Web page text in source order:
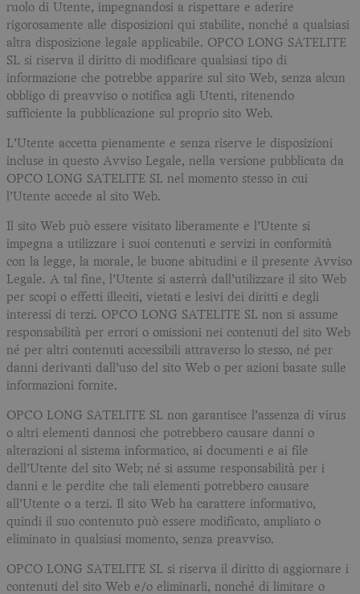
ruolo di Utente, impegnandosi a rispettare e aderire
rigorosamente alle disposizioni qui stabilite, nonché a qualsiasi
altra disposizione legale applicabile. OPCO LONG SATELITE
SL si riserva il diritto di modificare qualsiasi tipo di
informazione che potrebbe apparire sul sito Web, senza alcun
obbligo di preavviso o notifica agli Utenti, ritenendo
sufficiente la pubblicazione sul proprio sito Web.
L’Utente accetta pienamente e senza riserve le disposizioni
incluse in questo Avviso Legale, nella versione pubblicata da
OPCO LONG SATELITE SL nel momento stesso in cui
l’Utente accede al sito Web.
Il sito Web può essere visitato liberamente e l’Utente si
impegna a utilizzare i suoi contenuti e servizi in conformità
con la legge, la morale, le buone abitudini e il presente Avviso
Legale. A tal fine, l’Utente si asterrà dall’utilizzare il sito Web
per scopi o effetti illeciti, vietati e lesivi dei diritti e degli
interessi di terzi. OPCO LONG SATELITE SL non si assume
responsabilità per errori o omissioni nei contenuti del sito Web
né per altri contenuti accessibili attraverso lo stesso, né per
danni derivanti dall’uso del sito Web o per azioni basate sulle
informazioni fornite.
OPCO LONG SATELITE SL non garantisce l’assenza di virus
o altri elementi dannosi che potrebbero causare danni o
alterazioni al sistema informatico, ai documenti e ai file
dell’Utente del sito Web; né si assume responsabilità per i
danni e le perdite che tali elementi potrebbero causare
all’Utente o a terzi. Il sito Web ha carattere informativo,
quindi il suo contenuto può essere modificato, ampliato o
eliminato in qualsiasi momento, senza preavviso.
OPCO LONG SATELITE SL si riserva il diritto di aggiornare i
contenuti del sito Web e/o eliminarli, nonché di limitare o